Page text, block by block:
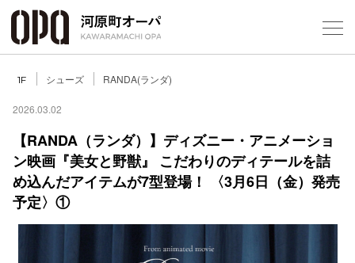
1F シューズ RANDA(ランダ)
2026.03.02
【RANDA（ランダ）】ディズニー・アニメーショ
ン映画『美女と野獣』 こだわりのディテールを詰
め込んだアイテムが7型登場！ 〈3月6日（金）発売
予定〉①
フロア